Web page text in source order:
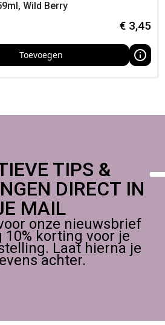
en transparant, daarna dikker voor
— aan huis, in het atelier of op een
Wild Berry
€ 3,45
Toevoegen
TIPS &
DIRECT IN
MAIL
onze nieuwsbrief
10% korting voor je
Laat hierna je
achter.